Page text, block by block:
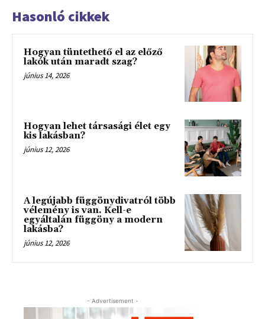
Hasonló cikkek
Hogyan tüntethető el az előző
lakók után maradt szag?
június 14, 2026
Hogyan lehet társasági élet egy
kis lakásban?
június 12, 2026
A legújabb függönydivatról több
vélemény is van. Kell-e
egyáltalán függöny a modern
lakásba?
június 12, 2026
- Advertisement -